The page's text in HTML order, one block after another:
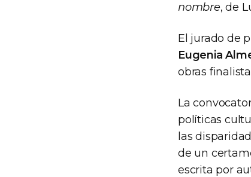
nombre, de
El jurado de
Eugenia
obras
La
políticas
las
de un
escrita por